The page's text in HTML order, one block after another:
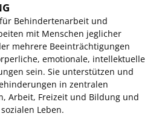
Behindertenarbeit und
mit Menschen jeglicher
mehrere Beeinträchtigungen
emotionale, intellektuelle
sein. Sie unterstützen und
in zentralen
Arbeit, Freizeit und Bildung und
Leben.